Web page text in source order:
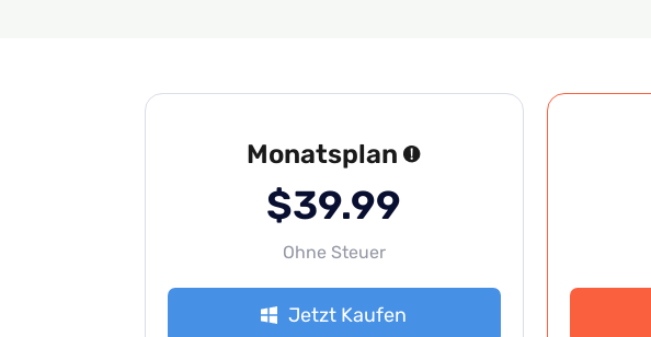
Monatsplan
$39.99
Ohne Steuer
Jetzt Kaufen